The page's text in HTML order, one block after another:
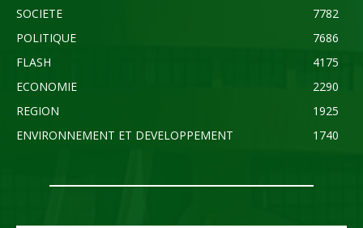
SOCIETE
7782
POLITIQUE
7686
FLASH
4175
ECONOMIE
2290
REGION
1925
ENVIRONNEMENT ET DEVELOPPEMENT
1740